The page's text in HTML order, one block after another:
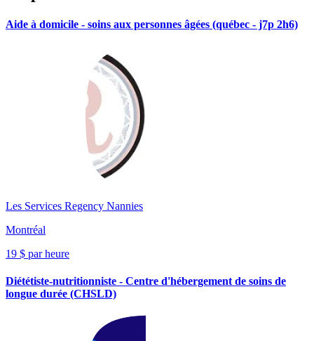
Aide à domicile - soins aux personnes âgées (québec - j7p 2h6)
Les Services Regency Nannies
Montréal
19 $ par heure
Diététiste-nutritionniste - Centre d'hébergement de soins de
longue durée (CHSLD)